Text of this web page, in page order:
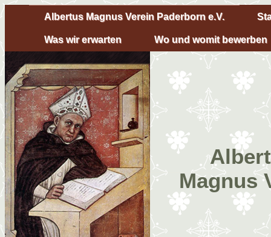
Albertus Magnus Verein Paderborn e.V.
Was wir erwarten Wo und womit bewerben
Magnus